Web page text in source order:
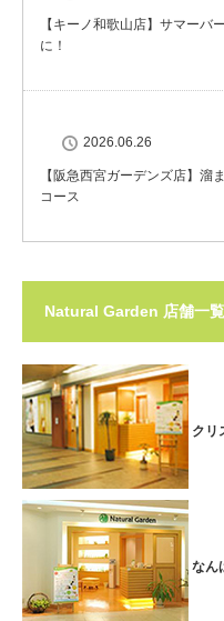
【キーノ和歌山店】サマー
に！
2026.06.26
【阪急西宮ガーデンズ店】溜
コース
Natural Garden 店舗一覧
クリ
なん